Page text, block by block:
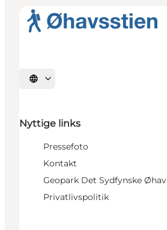
Vælg sprog
Nyttige links
Pressefoto
Kontakt
Geopark Det Sydfynske Øhav
Privatlivspolitik